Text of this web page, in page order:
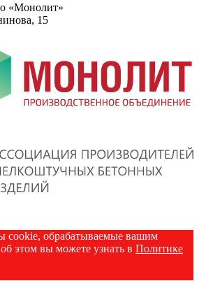
«Монолит»
15
cookie, обрабатываемые вашим
этом вы можете узнать в Политике